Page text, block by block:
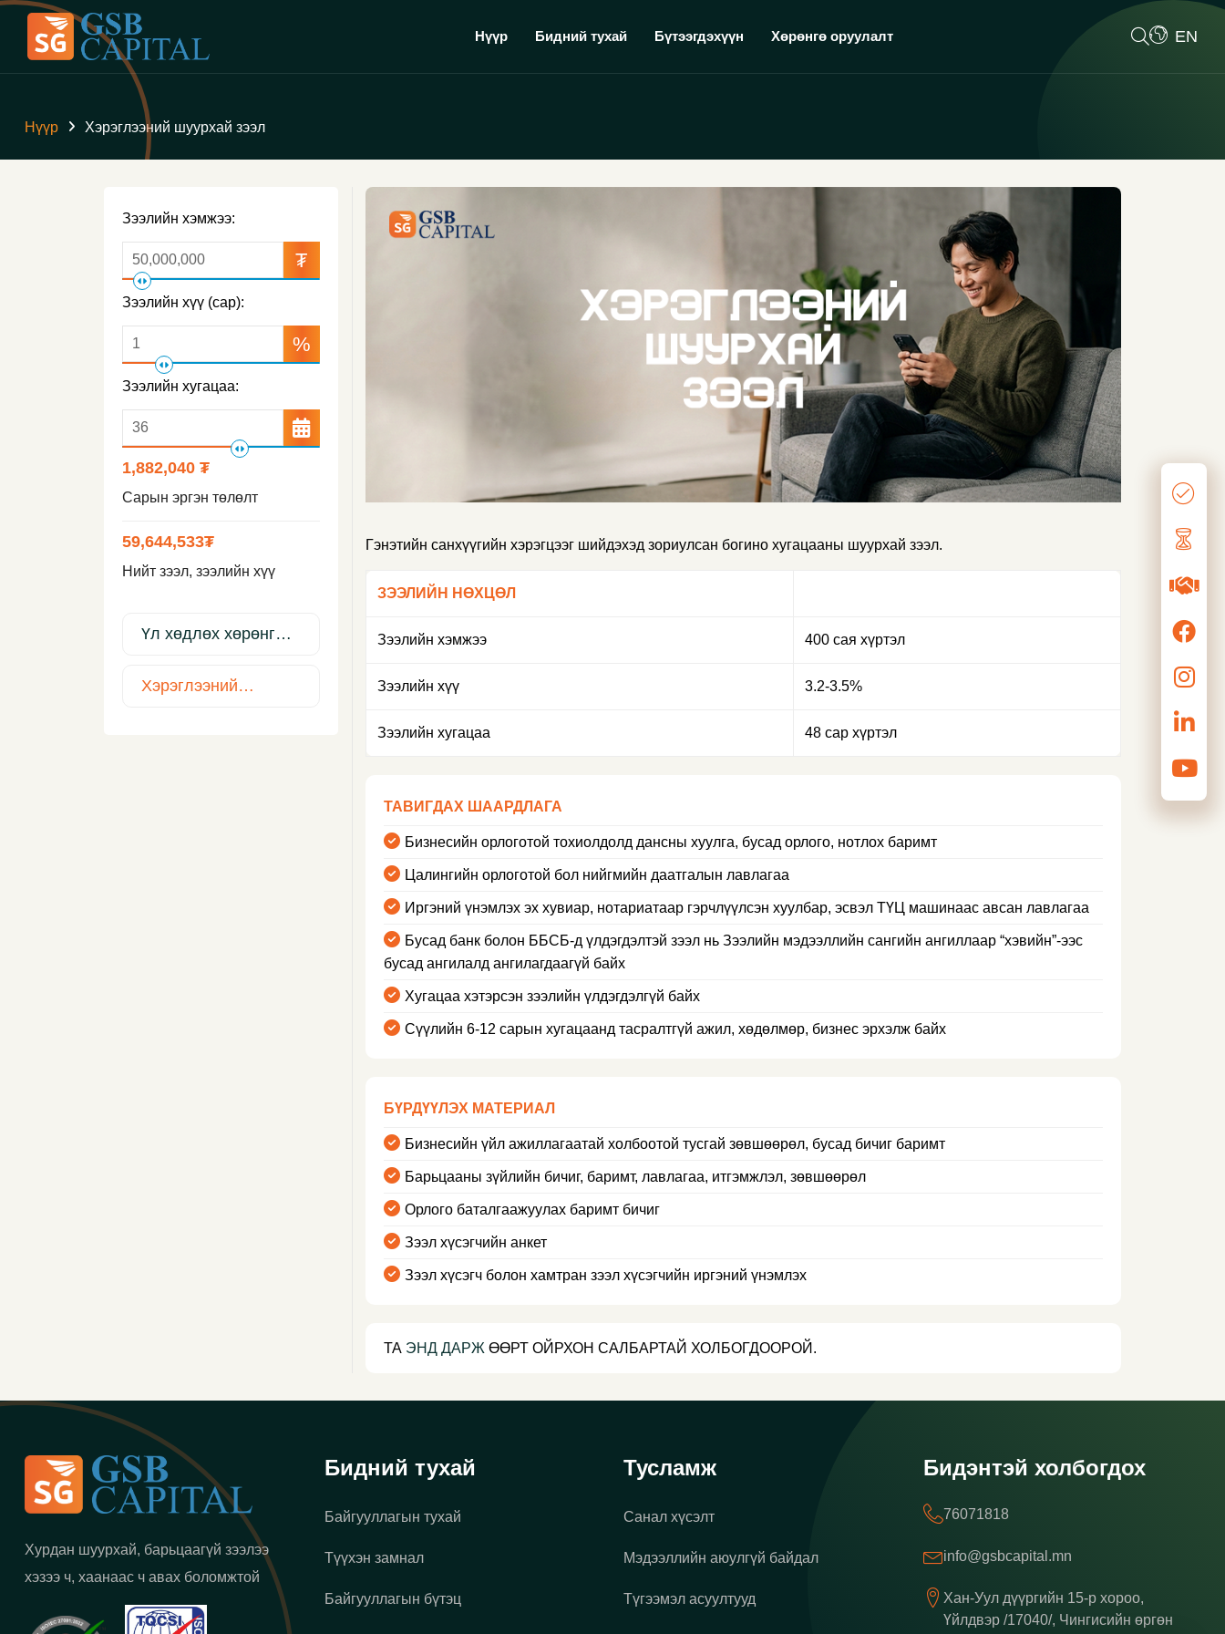
Нүүр Бидний тухай Бүтээгдэхүүн Хөрөнгө оруулалт EN
Нүүр Хэрэглээний шуурхай зээл
Зээлийн хэмжээ:
₮
Зээлийн хүү (сар):
%
Зээлийн хугацаа:
1,882,040 ₮
Сарын эргэн төлөлт
59,644,533₮
Нийт зээл, зээлийн хүү
Үл хөдлөх хөрөнгө
шуурхай зээл
Хэрэглээний
Гэнэтийн санхүүгийн хэрэгцээг шийдэхэд зориулсан богино хугацааны шуурхай зээл.
ЗЭЭЛИЙН НӨХЦӨЛ
Зээлийн хэмжээ 400 сая хүртэл
Зээлийн хүү 3.2-3.5%
Зээлийн хугацаа 48 сар хүртэл
ТАВИГДАХ ШААРДЛАГА
Бизнесийн орлоготой тохиолдолд дансны хуулга, бусад орлого, нотлох баримт
Цалингийн орлоготой бол нийгмийн даатгалын лавлагаа
Иргэний үнэмлэх эх хувиар, нотариатаар гэрчлүүлсэн хуулбар, эсвэл ТҮЦ машинаас авсан лавлагаа
Бусад банк болон ББСБ-д үлдэгдэлтэй зээл нь Зээлийн мэдээллийн сангийн ангиллаар “хэвийн”-ээс
бусад ангилалд ангилагдаагүй байх
Хугацаа хэтэрсэн зээлийн үлдэгдэлгүй байх
Сүүлийн 6-12 сарын хугацаанд тасралтгүй ажил, хөдөлмөр, бизнес эрхэлж байх
БҮРДҮҮЛЭХ МАТЕРИАЛ
Бизнесийн үйл ажиллагаатай холбоотой тусгай зөвшөөрөл, бусад бичиг баримт
Барьцааны зүйлийн бичиг, баримт, лавлагаа, итгэмжлэл, зөвшөөрөл
Орлого баталгаажуулах баримт бичиг
Зээл хүсэгчийн анкет
Зээл хүсэгч болон хамтран зээл хүсэгчийн иргэний үнэмлэх
ТА ЭНД ДАРЖ ӨӨРТ ОЙРХОН САЛБАРТАЙ ХОЛБОГДООРОЙ.
Хурдан шуурхай, барьцаагүй зээлээ
хэзээ ч, хаанаас ч авах боломжтой
Бидний тухай
Байгууллагын тухай
Түүхэн замнал
Байгууллагын бүтэц
Тусламж
Санал хүсэлт
Мэдээллийн аюулгүй байдал
Түгээмэл асуултууд
Бидэнтэй холбогдох
76071818
info@gsbcapital.mn
Хан-Уул дүүргийн 15-р хороо,
Үйлдвэр /17040/, Чингисийн өргөн